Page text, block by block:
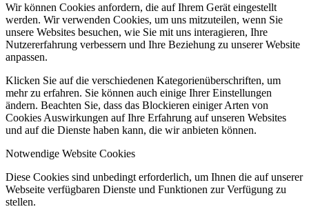
Wir können Cookies anfordern, die auf Ihrem Gerät eingestellt
werden. Wir verwenden Cookies, um uns mitzuteilen, wenn Sie
unsere Websites besuchen, wie Sie mit uns interagieren, Ihre
Nutzererfahrung verbessern und Ihre Beziehung zu unserer Website
anpassen.
Klicken Sie auf die verschiedenen Kategorienüberschriften, um
mehr zu erfahren. Sie können auch einige Ihrer Einstellungen
ändern. Beachten Sie, dass das Blockieren einiger Arten von
Cookies Auswirkungen auf Ihre Erfahrung auf unseren Websites
und auf die Dienste haben kann, die wir anbieten können.
Notwendige Website Cookies
Diese Cookies sind unbedingt erforderlich, um Ihnen die auf unserer
Webseite verfügbaren Dienste und Funktionen zur Verfügung zu
stellen.